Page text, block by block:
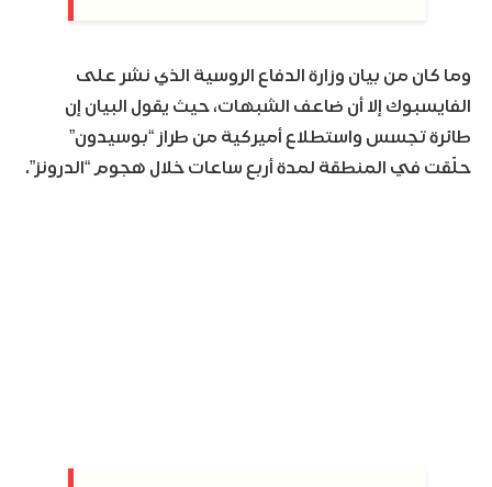
وما كان من بيان وزارة الدفاع الروسية الذي نشر على
الفايسبوك إلا أن ضاعف الشبهات، حيث يقول البيان إن
طائرة تجسس واستطلاع أميركية من طراز “بوسيدون”
حلّقت في المنطقة لمدة أربع ساعات خلال هجوم “الدرونز”.